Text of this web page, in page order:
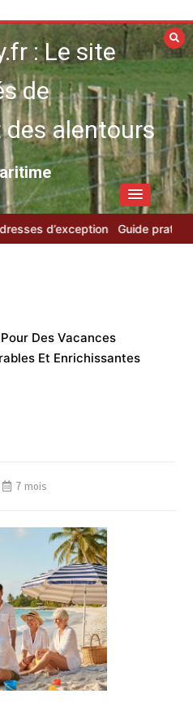
: Le site
de
des alentours
5 des adresses d’exception
Des Vacances
Et Enrichissantes
7 mois